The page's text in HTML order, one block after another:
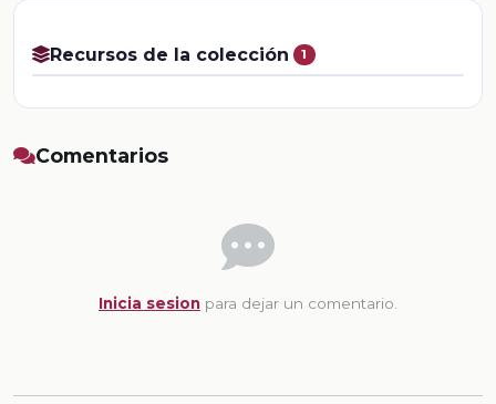
Recursos de la colección 1
Comentarios
Inicia sesion para dejar un comentario.